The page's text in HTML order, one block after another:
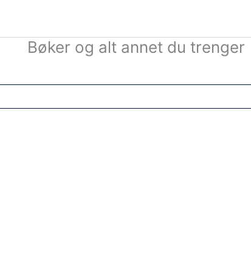
Bøker og alt annet du trenger